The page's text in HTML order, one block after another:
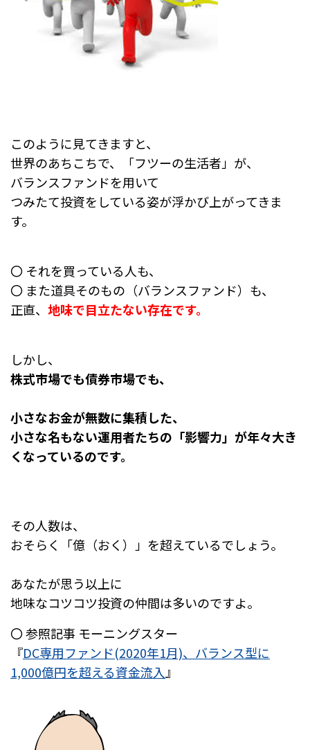
このように見てきますと、
世界のあちこちで、「フツーの生活者」が、
バランスファンドを用いて
つみたて投資をしている姿が浮かび上がってきま
す。
〇 それを買っている人も、
〇 また道具そのもの（バランスファンド）も、
正直、 地味で目立たない存在です。
しかし、
株式市場でも債券市場でも、
小さなお金が無数に集積した、
小さな名もない運用者たちの「影響力」が年々大き
くなっているのです。
その人数は、
おそらく「億（おく）」を超えているでしょう。
あなたが思う以上に
地味なコツコツ投資の仲間は多いのですよ。
〇 参照記事 モーニングスター
『DC専用ファンド(2020年1月)、バランス型に
1,000億円を超える資金流入 』